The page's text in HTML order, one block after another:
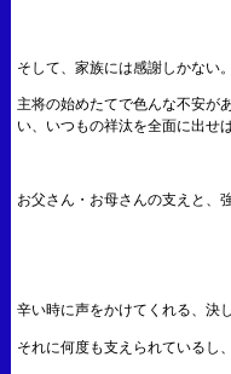
そして、家族には感謝しかない。
主将の始めたてで色んな不安が
い、いつもの祥汰を全面に出せ
お父さん・お母さんの支えと、
辛い時に声をかけてくれる、決
それに何度も支えられているし